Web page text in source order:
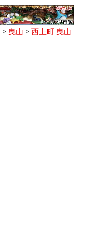
> 曳山 > 西上町 曳山